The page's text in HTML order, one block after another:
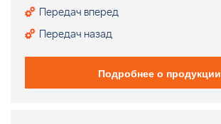
Передач вперед
Передач назад
Подробнее о продукции